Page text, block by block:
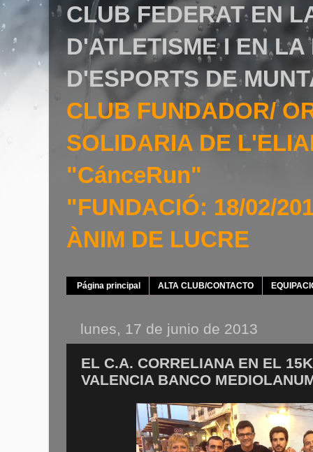
CLUB FEDERAT EN
D'ATLETISME I EN
D'ESPORTS DE
CLUB FUNDADOR/
SOLIDARIA DE
"CánceRun"
"FUNDACIÓ: 18/02/
ÀNIM DE LUCRE
Página principal ALTA CLUB/CONTACTO
lunes, 17 de junio de 2013
EL C.A. CORRELIANA EN EL
VALENCIA BANCO